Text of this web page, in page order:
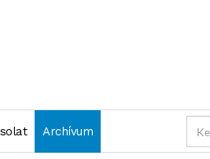
Archívum